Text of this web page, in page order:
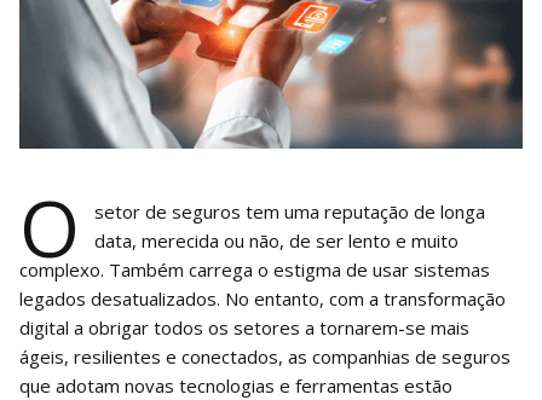
O
setor de seguros tem uma reputação de longa
data, merecida ou não, de ser lento e muito
complexo. Também carrega o estigma de usar sistemas
legados desatualizados. No entanto, com a transformação
digital a obrigar todos os setores a tornarem-se mais
ágeis, resilientes e conectados, as companhias de seguros
que adotam novas tecnologias e ferramentas estão